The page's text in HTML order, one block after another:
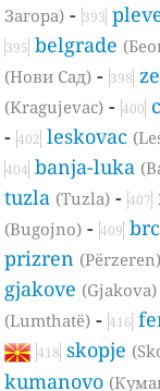
Загора) -393
395 belgrade
(Нови Сад) -398
(Kragujevac) -400
-402 leskovac
404 banja-luka
tuzla (Tuzla) -407
(Bugojno) -409
prizren (Përzeren)
gjakove (Gjakova)
(Lumthatë) -416
418 skopje
kumanovo